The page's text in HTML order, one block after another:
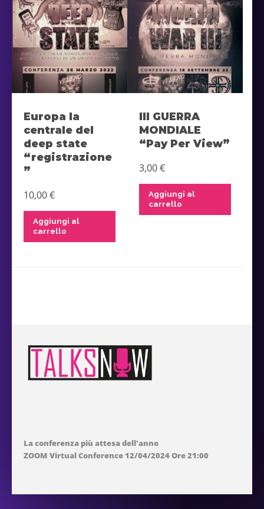
Europa la
centrale del
deep state
“registrazione
”
10,00€
Aggiungi al
carrello
III GUERRA
MONDIALE
“Pay Per View”
3,00€
Aggiungi al
carrello
La conferenza più attesa dell'anno
ZOOM Virtual Conference 12/04/2024 Ore 21:00